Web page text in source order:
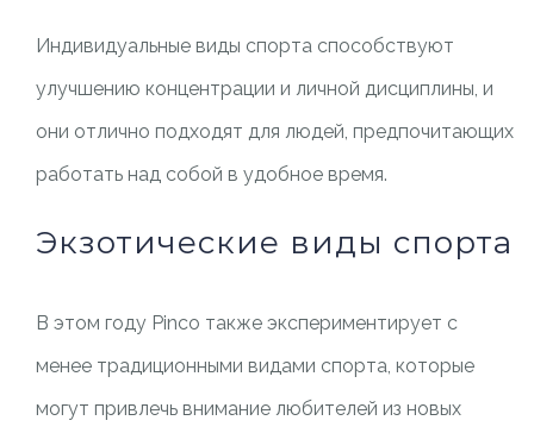
Индивидуальные виды спорта способствуют
улучшению концентрации и личной дисциплины, и
они отлично подходят для людей, предпочитающих
работать над собой в удобное время.
Экзотические виды спорта
В этом году Pinco также экспериментирует с
менее традиционными видами спорта, которые
могут привлечь внимание любителей из новых